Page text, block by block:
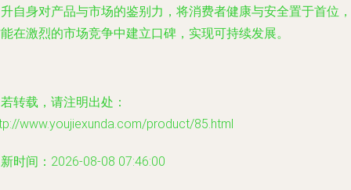
自身对产品与市场的鉴别力，将消费者健康与安全置于首位，
在激烈的市场竞争中建立口碑，实现可持续发展。
转载，请注明出处：
www.youjiexunda.com/product/85.html
时间：2026-08-08 07:46:00